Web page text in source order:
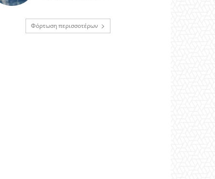
Φόρτωση περισσοτέρων